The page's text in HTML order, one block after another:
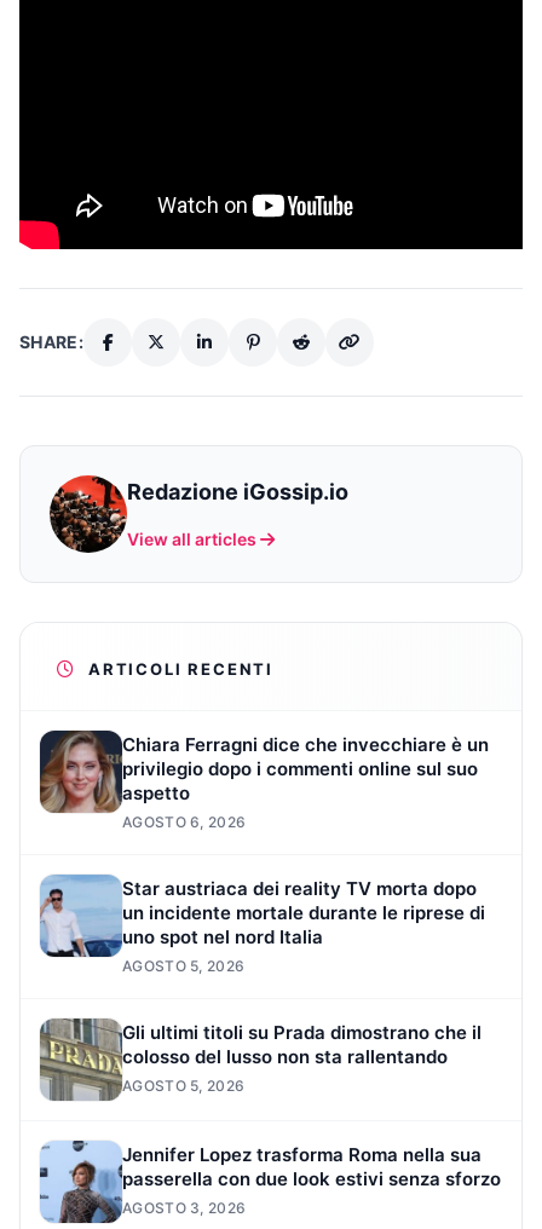
SHARE:
Redazione iGossip.io
View all articles
ARTICOLI RECENTI
Chiara Ferragni dice che invecchiare è un
privilegio dopo i commenti online sul suo
aspetto
AGOSTO 6, 2026
Star austriaca dei reality TV morta dopo
un incidente mortale durante le riprese di
uno spot nel nord Italia
AGOSTO 5, 2026
Gli ultimi titoli su Prada dimostrano che il
colosso del lusso non sta rallentando
AGOSTO 5, 2026
Jennifer Lopez trasforma Roma nella sua
passerella con due look estivi senza sforzo
AGOSTO 3, 2026